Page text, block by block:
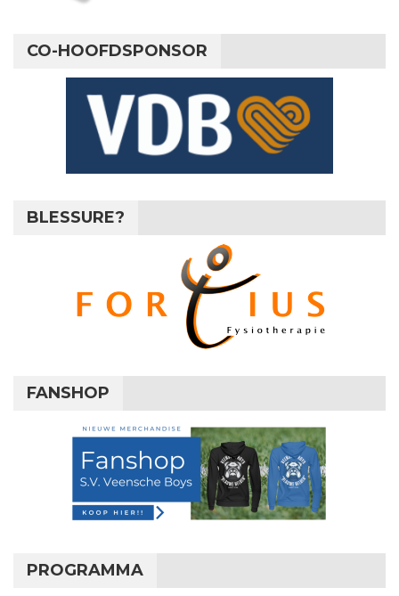
CO-HOOFDSPONSOR
BLESSURE?
FANSHOP
PROGRAMMA